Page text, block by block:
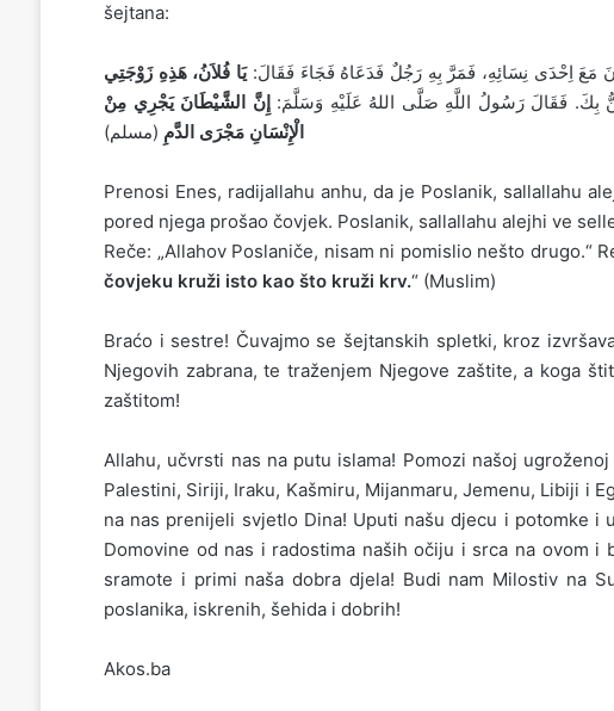
šejtana:
مَعَ اِحْدَى نِسَائِهِ، فَمَرَّ بِهِ رَجُلٌ فَدَعَاهُ فَجَاءَ فَقَالَ:‏يَا فُلاَنُ، هَذِهِ زَوْجَتِي
بِكَ.‏ فَقَالَ رَسُولُ اللَّهِ صَلَّى اللهُ عَلَيْهِ وَسَلَّمَ:إِنَّ الشَّيْطَانَ يَجْرِي مِنْ
الْإِنْسَانِ مَجْرَى الدَّمِ (مسلم)
Prenosi Enes, radijallahu anhu, da je Poslanik, sallallahu
pored njega prošao čovjek. Poslanik, sallallahu alejhi ve
Reče: „Allahov Poslaniče, nisam ni pomislio nešto drugo.“
čovjeku kruži isto kao što kruži krv.“ (Muslim)
Braćo i sestre! Čuvajmo se šejtanskih spletki, kroz
Njegovih zabrana, te traženjem Njegove zaštite, a koga
zaštitom!
Allahu, učvrsti nas na putu islama! Pomozi našoj
Palestini, Siriji, Iraku, Kašmiru, Mijanmaru, Jemenu, Libiji i
na nas prenijeli svjetlo Dina! Uputi našu djecu i potomke i
Domovine od nas i radostima naših očiju i srca na ovom i
sramote i primi naša dobra djela! Budi nam Milostiv na
poslanika, iskrenih, šehida i dobrih!
Akos.ba